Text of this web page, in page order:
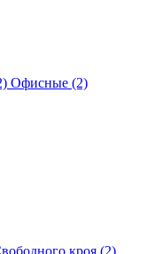
Офисные (2)
кроя (2)